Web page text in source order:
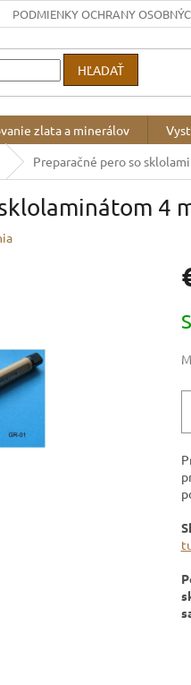
PODMIENKY OCHRANY
HĽADAŤ
zlata a minerálov
Preparačné pero so
4